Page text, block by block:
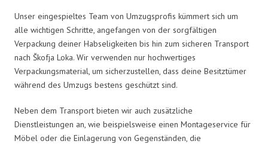
Unser eingespieltes Team von Umzugsprofis kümmert sich um
alle wichtigen Schritte, angefangen von der sorgfältigen
Verpackung deiner Habseligkeiten bis hin zum sicheren Transport
nach Škofja Loka. Wir verwenden nur hochwertiges
Verpackungsmaterial, um sicherzustellen, dass deine Besitztümer
während des Umzugs bestens geschützt sind.
Neben dem Transport bieten wir auch zusätzliche
Dienstleistungen an, wie beispielsweise einen Montageservice für
Möbel oder die Einlagerung von Gegenständen, die